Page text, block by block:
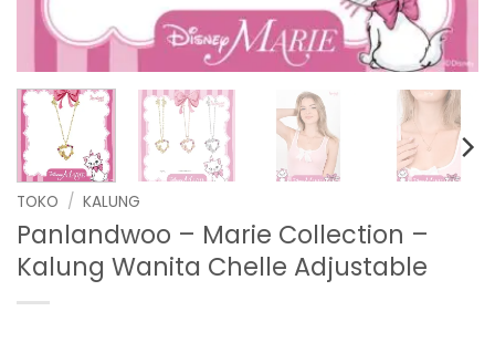
TOKO / KALUNG
Panlandwoo – Marie Collection –
Kalung Wanita Chelle Adjustable